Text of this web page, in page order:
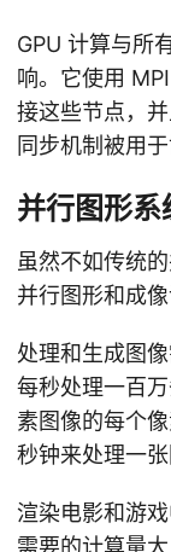
GPU 计算与所
响。它使用
接这些节点，
同步机制被用于
并行图形系
虽然不如传统
并行图形和成
处理和生成图
每秒处理一百
素图像的每个
秒钟来处理一张
渲染电影和游
需要的计算量